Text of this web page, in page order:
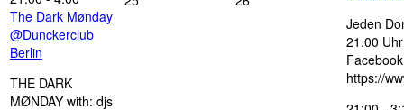
The Dark Mønday
@Dunckerclub
Berlin
THE DARK
MØNDAY with: djs
Jeden
21.00
https://